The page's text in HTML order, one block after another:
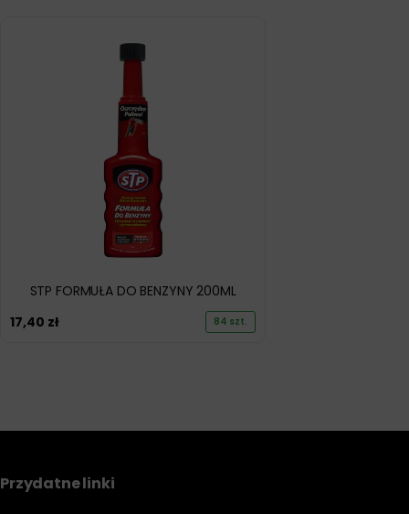
STP FORMUŁA DO BENZYNY 200ML
17,40 zł 84 szt.
Przydatne linki